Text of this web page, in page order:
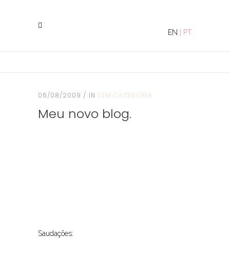
EN PT
06/08/2009 IN SEM CATEGORIA
Meu novo blog.
Saudações: